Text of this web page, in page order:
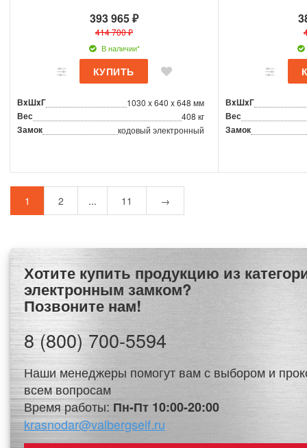
393 965 ₽
414 700 ₽
В наличии*
ВxШxГ 1030 x 640 x 648 мм
Вес 408 кг
Замок кодовый электронный
ВxШxГ
Вес
Замок
1 2 ... 11 →
Хотите купить продукцию из категории Сейфы с
электронным замком?
Позвоните нам!
8 (800) 700-5594
Наши менеджеры помогут вам с выбором и
всем вопросам
Время работы: Пн-Пт 10:00-20:00
krasnodar@valbergseif.ru